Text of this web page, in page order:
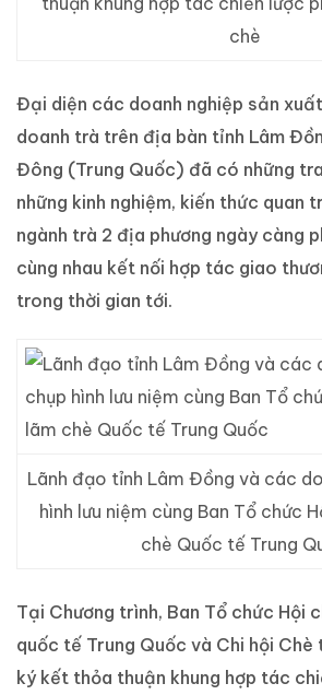
chè
Đại diện các doanh nghiệp sản
doanh trà trên địa bàn tỉnh Lâm
Đông (Trung Quốc) đã có những
những kinh nghiệm, kiến thức quan
ngành trà 2 địa phương ngày càng
cùng nhau kết nối hợp tác giao
trong thời gian tới.
Lãnh đạo tỉnh Lâm Đồng và các
hình lưu niệm cùng Ban Tổ chức
chè Quốc tế Trung
Tại Chương trình, Ban Tổ chức Hội
quốc tế Trung Quốc và Chi hội
ký kết thỏa thuận khung hợp tác